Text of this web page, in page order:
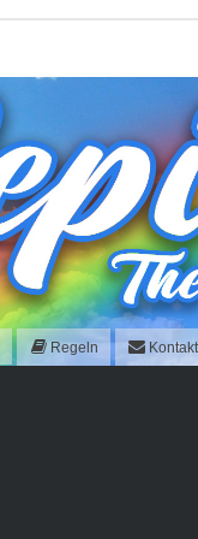
Regeln Kontakt